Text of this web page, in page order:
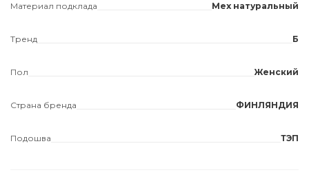
Материал подклада Мех натуральный
Тренд Б
Пол Женский
Страна бренда ФИНЛЯНДИЯ
Подошва ТЭП